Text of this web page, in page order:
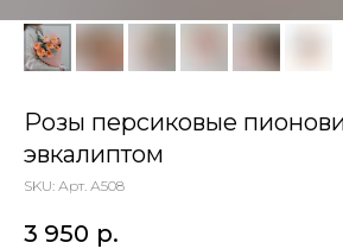
Розы персиковые
эвкалиптом
SKU: Арт. А508
3 950 р.